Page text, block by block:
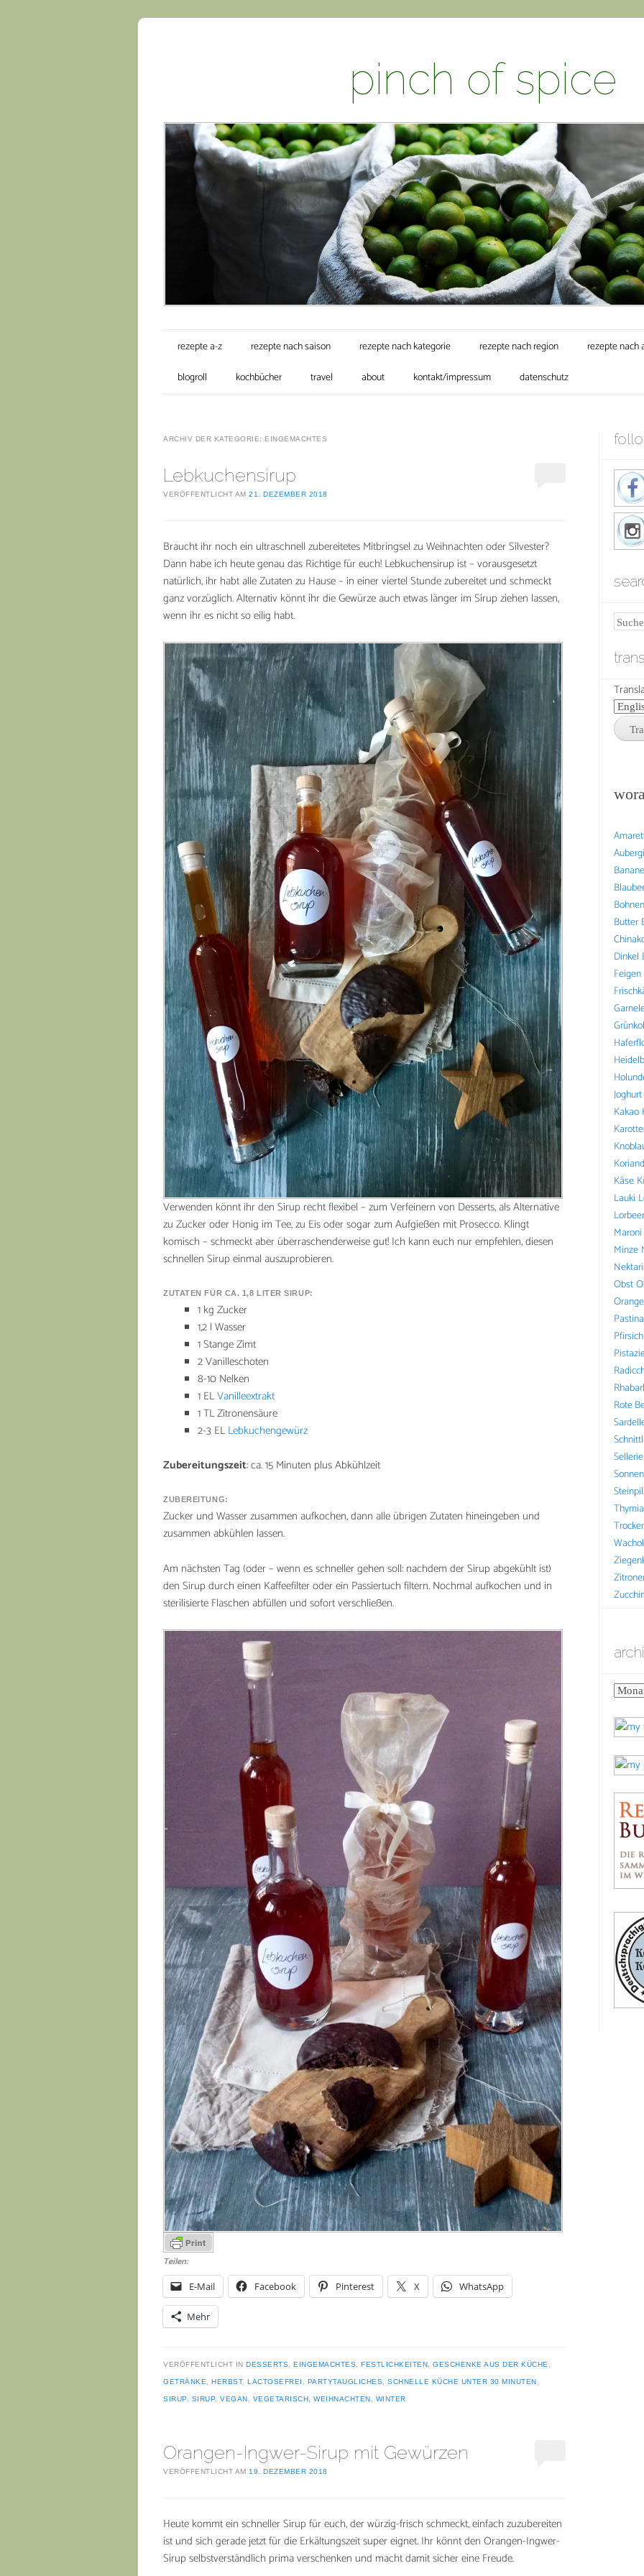
pinch of spice
Hauptmenü
Zum Inhalt springen
rezepte a-z rezepte nach saison rezepte nach kategorie rezepte nach region rezepte nach
blogroll
kochbücher travel about kontakt/impressum datenschutz
ARCHIV DER KATEGORIE: EINGEMACHTES
Lebkuchensirup
VERÖFFENTLICHT AM 21. DEZEMBER 2018
Braucht ihr noch ein ultraschnell zubereitetes Mitbringsel zu Weihnachten oder Silvester?
Dann habe ich heute genau das Richtige für euch! Lebkuchensirup ist – vorausgesetzt
natürlich, ihr habt alle Zutaten zu Hause – in einer viertel Stunde zubereitet und schmeckt
ganz vorzüglich. Alternativ könnt ihr die Gewürze auch etwas länger im Sirup ziehen lassen,
wenn ihr es nicht so eilig habt.
Verwenden könnt ihr den Sirup recht flexibel – zum Verfeinern von Desserts, als Alternative
zu Zucker oder Honig im Tee, zu Eis oder sogar zum Aufgießen mit Prosecco. Klingt
komisch – schmeckt aber überraschenderweise gut! Ich kann euch nur empfehlen, diesen
schnellen Sirup einmal auszuprobieren.
ZUTATEN FÜR CA. 1,8 LITER SIRUP:
1 kg Zucker
1,2 l Wasser
1 Stange Zimt
2 Vanilleschoten
8-10 Nelken
1 ELVanilleextrakt
1 TL Zitronensäure
2-3 ELLebkuchengewürz
Zubereitungszeit: ca. 15 Minuten plus Abkühlzeit
ZUBEREITUNG:
Zucker und Wasser zusammen aufkochen, dann alle übrigen Zutaten hineingeben und
zusammen abkühlen lassen.
Am nächsten Tag (oder – wenn es schneller gehen soll: nachdem der Sirup abgekühlt ist)
den Sirup durch einen Kaffeefilter oder ein Passiertuch filtern. Nochmal aufkochen und in
sterilisierte Flaschen abfüllen und sofort verschließen.
Teilen:
E-Mail Facebook Pinterest X WhatsApp
Mehr
VERÖFFENTLICHT IN DESSERTS EINGEMACHTES FESTLICHKEITEN GESCHENKE AUS DER KÜCHE
GETRÄNKE HERBST, LACTOSEFREI PARTYTAUGLICHES SCHNELLE KÜCHE UNTER 30 MINUTEN
SIRUP SIRUP VEGAN VEGETARISCH WEIHNACHTEN WINTER
Orangen-Ingwer-Sirup mit Gewürzen
VERÖFFENTLICHT AM 19. DEZEMBER 2018
Heute kommt ein schneller Sirup für euch, der würzig-frisch schmeckt, einfach zuzubereiten
ist und sich gerade jetzt für die Erkältungszeit super eignet. Ihr könnt den Orangen-Ingwer-
Sirup selbstverständlich prima verschenken und macht damit sicher eine Freude.
Banane
Bohnen
Butter
Dinkel
Feigen
Joghurt
Kakao
Käse
Lauki
Lorbeer
Maroni
Minze
Obst
Pfirsich
Rote
Sellerie
archive